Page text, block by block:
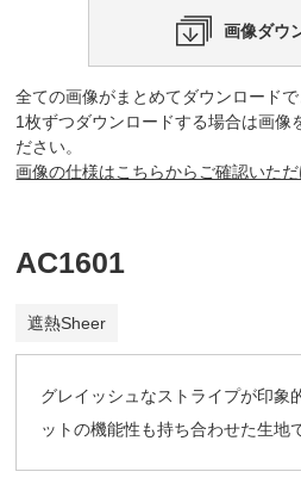
画像ダウ
全ての画像がまとめてダウンロードで
1枚ずつダウンロードする場合は画像
ださい。
画像の仕様はこちらからご確認いただ
AC1601
遮熱Sheer
グレイッシュなストライプが印象
ットの機能性も持ち合わせた生地